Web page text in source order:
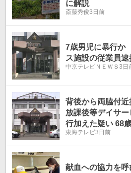
に解説
斎藤秀俊3日前
7歳男児に暴行か
ス施設の従業員
中京テレビＮＥＷＳ 3日
背後から両脇付
放課後等デイサ
行加えた疑い 68
東海テレビ3日前
献血への協力を